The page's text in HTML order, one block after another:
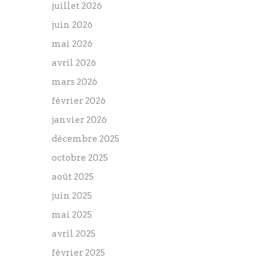
juillet 2026
juin 2026
mai 2026
avril 2026
mars 2026
février 2026
janvier 2026
décembre 2025
octobre 2025
août 2025
juin 2025
mai 2025
avril 2025
février 2025